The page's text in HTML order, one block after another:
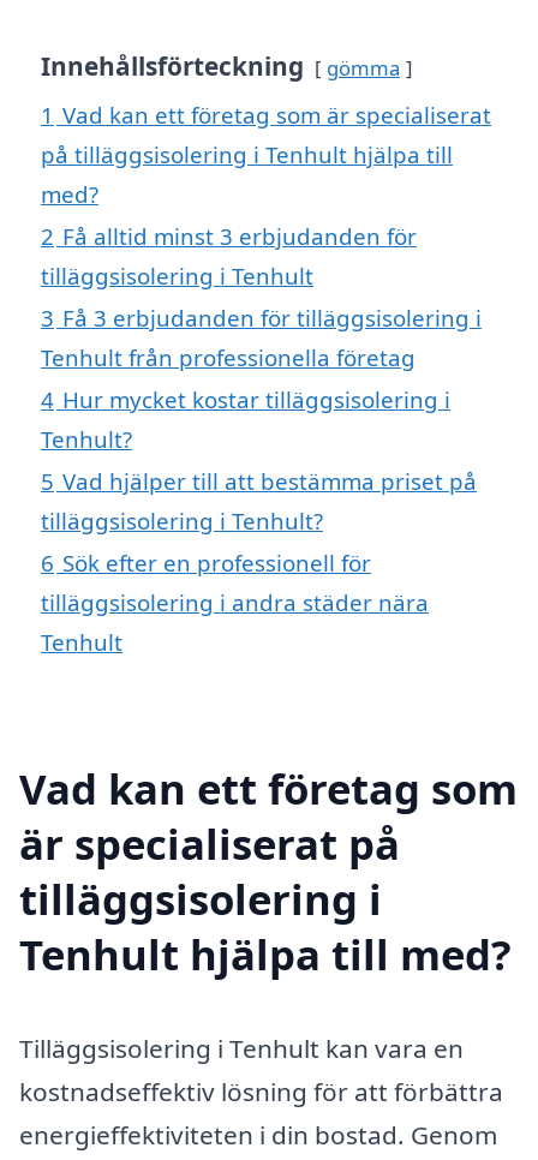
Innehållsförteckning gömma
1 Vad kan ett företag som är specialiserat
på tilläggsisolering i Tenhult hjälpa till
med?
2 Få alltid minst 3 erbjudanden för
tilläggsisolering i Tenhult
3 Få 3 erbjudanden för tilläggsisolering i
Tenhult från professionella företag
4 Hur mycket kostar tilläggsisolering i
Tenhult?
5 Vad hjälper till att bestämma priset på
tilläggsisolering i Tenhult?
6 Sök efter en professionell för
tilläggsisolering i andra städer nära
Tenhult
Vad kan ett företag som
är specialiserat på
tilläggsisolering i
Tenhult hjälpa till med?
Tilläggsisolering i Tenhult kan vara en
kostnadseffektiv lösning för att förbättra
energieffektiviteten i din bostad. Genom